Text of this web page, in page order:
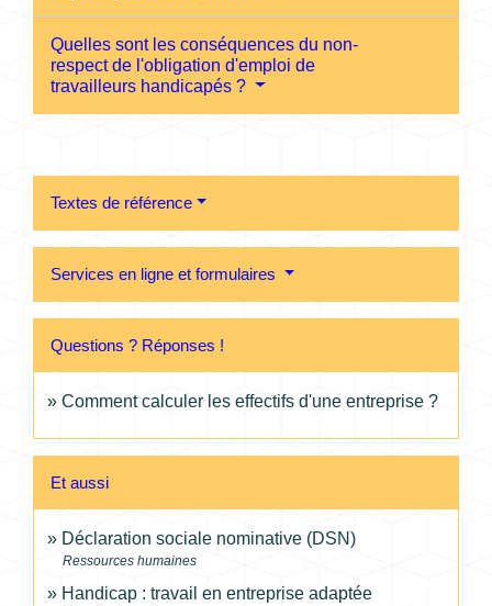
Quelles sont les conséquences du non-
respect de l'obligation d'emploi de
travailleurs handicapés ?
Textes de référence
Services en ligne et formulaires
Questions ? Réponses !
Comment calculer les effectifs d'une entreprise ?
Et aussi
Déclaration sociale nominative (DSN)
Ressources humaines
Handicap : travail en entreprise adaptée